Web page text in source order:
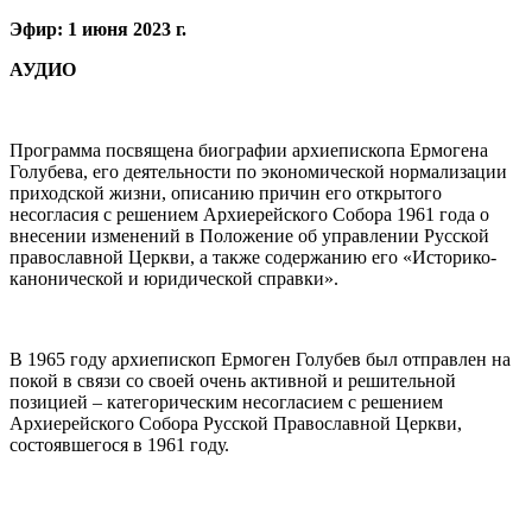
Эфир: 1 июня 2023 г.
АУДИО
Программа посвящена биографии архиепископа Ермогена
Голубева, его деятельности по экономической нормализации
приходской жизни, описанию причин его открытого
несогласия с решением Архиерейского Собора 1961 года о
внесении изменений в Положение об управлении Русской
православной Церкви, а также содержанию его «Историко-
канонической и юридической справки».
В 1965 году архиепископ Ермоген Голубев был отправлен на
покой в связи со своей очень активной и решительной
позицией – категорическим несогласием с решением
Архиерейского Собора Русской Православной Церкви,
состоявшегося в 1961 году.